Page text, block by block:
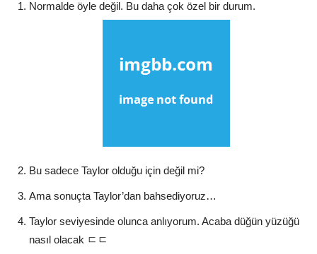
Normalde öyle değil. Bu daha çok özel bir durum.
Bu sadece Taylor olduğu için değil mi?
Ama sonuçta Taylor’dan bahsediyoruz…
Taylor seviyesinde olunca anlıyorum. Acaba düğün yüzüğü
nasıl olacak ㄷㄷ